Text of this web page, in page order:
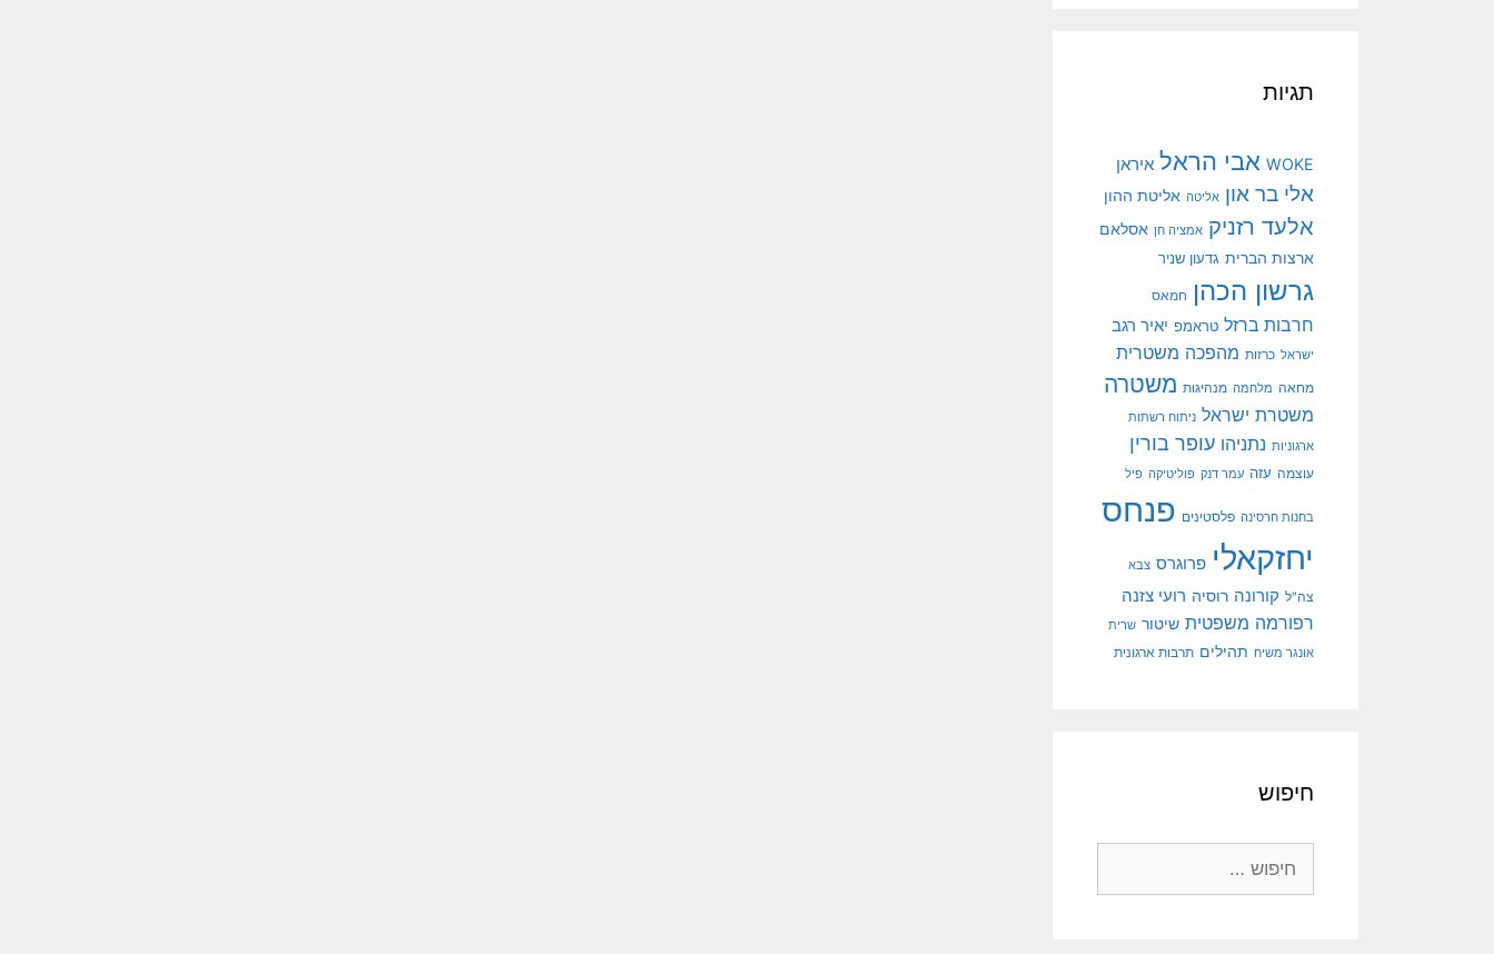
תגיות
WOKE אבי הראל איראן
אלי בר און אליטה אליטת ההון
אלעד רזניק אמציה חן אסלאם
ארצות הברית גדעון שניר
גרשון הכהן חמאס
חרבות ברזל טראמפ יאיר רגב
ישראל כרזות מהפכה משטרית
מחאה מלחמה מנהיגות משטרה
משטרת ישראל ניתוח רשתות
ארגוניות נתניהו עופר בורין
עוצמה עזה עמר דנק פוליטיקה פיל
בחנות חרסינה פלסטינים פנחס
יחזקאלי פרוגרס צבא
צה"ל קורונה רוסיה רועי צזנה
רפורמה משפטית שיטור שרית
אונגר משיח תהילים תרבות ארגונית
חיפוש